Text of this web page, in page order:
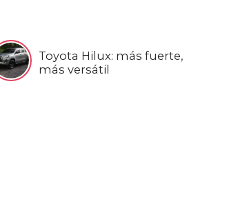
Toyota Hilux: más fuerte,
más versátil